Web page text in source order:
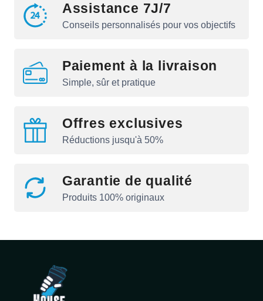
Assistance 7J/7
Conseils personnalisés pour vos objectifs
Paiement à la livraison
Simple, sûr et pratique
Offres exclusives
Réductions jusqu'à 50%
Garantie de qualité
Produits 100% originaux